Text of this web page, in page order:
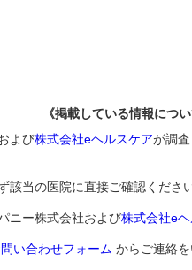
《掲載している情報につ
よび株式会社eヘルスケアが調
当の医院に直接ご確認ください
ニー株式会社および株式会社e
い合わせフォーム からご連絡